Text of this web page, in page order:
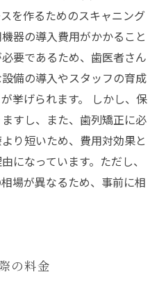
を作るためのスキャニング
器の導入費用がかかること
要であるため、歯医者さん
備の導入やスタッフの育成
挙げられます。 しかし、保
すし、また、歯列矯正に必
り短いため、費用対効果と
になっています。ただし、
場が異なるため、事前に相
の料金